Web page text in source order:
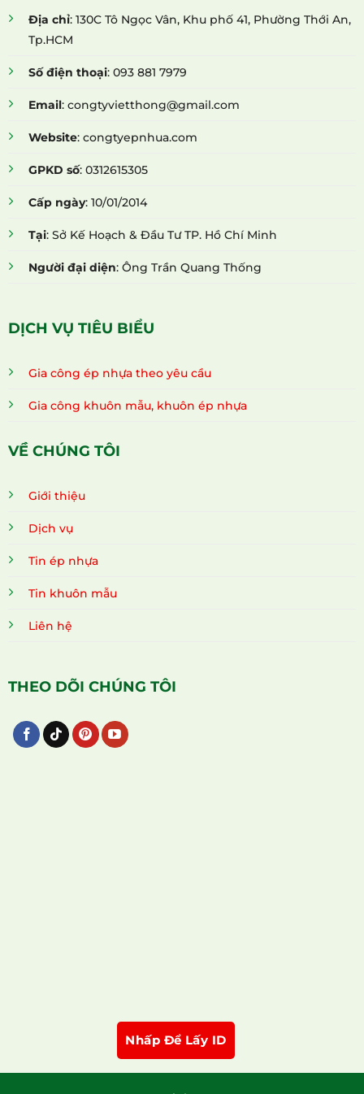
Địa chỉ: 130C Tô Ngọc Vân, Khu phố 41, Phường Thới An,
Tp.HCM
Số điện thoại: 093 881 7979
Email: congtyvietthong@gmail.com
Website: congtyepnhua.com
GPKD số: 0312615305
Cấp ngày: 10/01/2014
Tại: Sở Kế Hoạch & Đầu Tư TP. Hồ Chí Minh
Người đại diện: Ông Trần Quang Thống
DỊCH VỤ TIÊU BIỂU
Gia công ép nhựa theo yêu cầu
Gia công khuôn mẫu, khuôn ép nhựa
VỀ CHÚNG TÔI
Giới thiệu
Dịch vụ
Tin ép nhựa
Tin khuôn mẫu
Liên hệ
THEO DÕI CHÚNG TÔI
Nhấp Để Lấy ID